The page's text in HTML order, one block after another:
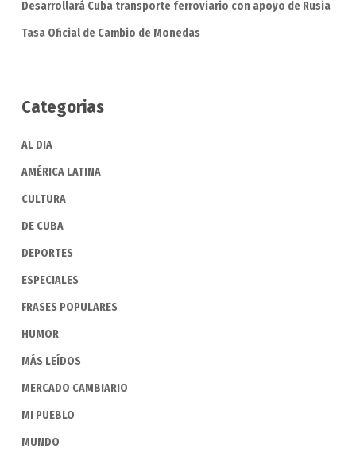
Desarrollará Cuba transporte ferroviario con apoyo de Rusia
Tasa Oficial de Cambio de Monedas
Categorias
AL DIA
AMÉRICA LATINA
CULTURA
DE CUBA
DEPORTES
ESPECIALES
FRASES POPULARES
HUMOR
MÁS LEÍDOS
MERCADO CAMBIARIO
MI PUEBLO
MUNDO